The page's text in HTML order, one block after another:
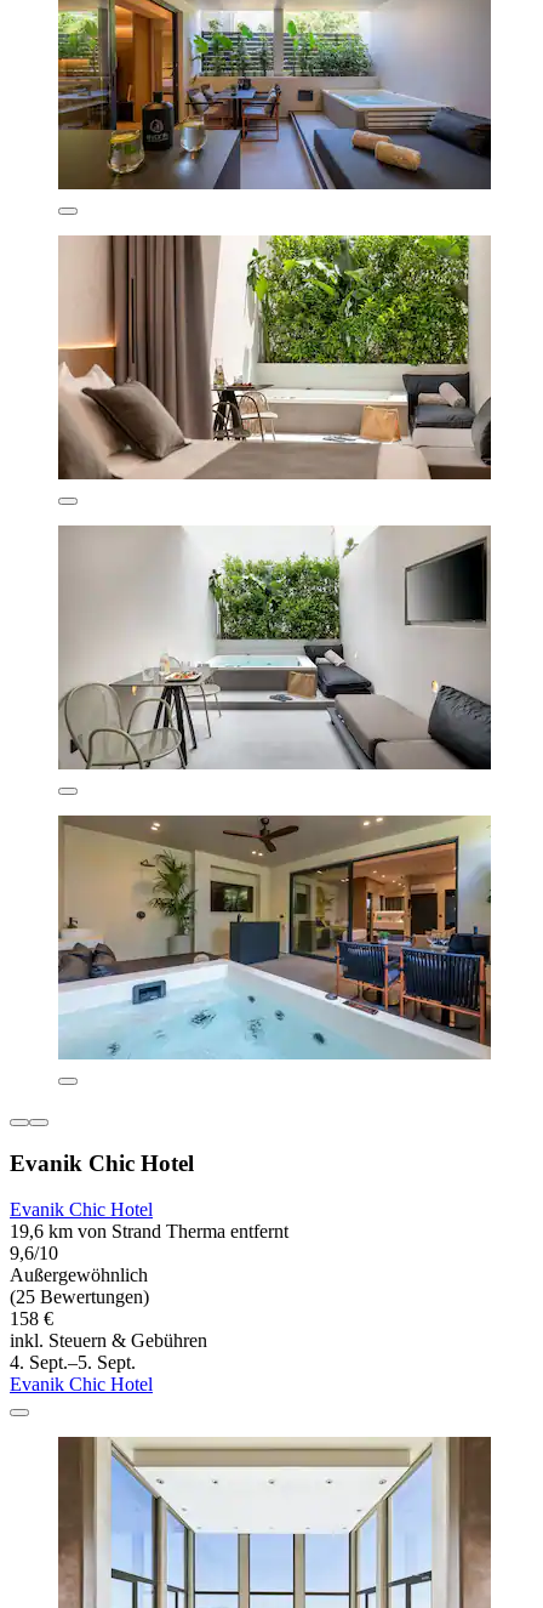
Evanik Chic Hotel
Evanik Chic Hotel
19,6 km von Strand Therma entfernt
9,6/10
Außergewöhnlich
(25 Bewertungen)
158 €
inkl. Steuern & Gebühren
4. Sept.–5. Sept.
Evanik Chic Hotel